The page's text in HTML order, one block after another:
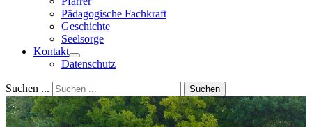
Pädagogische Fachkraft
Geschichte
Seelsorge
Kontakt
Datenschutz
Suchen ... Suchen